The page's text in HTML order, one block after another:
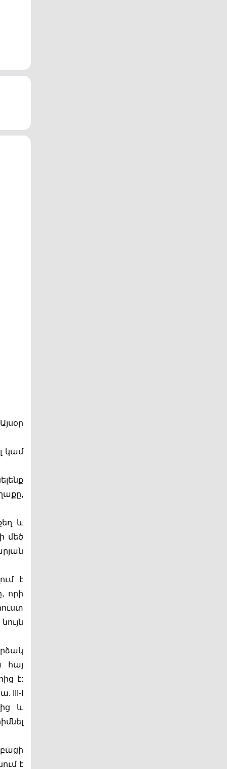
կամ
և
մեծ
է
որի
հայ
է:
III-I
և
է